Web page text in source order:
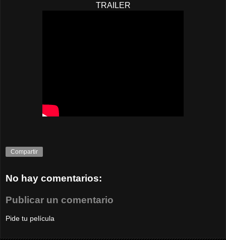
TRAILER
Compartir
No hay comentarios:
Publicar un comentario
Pide tu película